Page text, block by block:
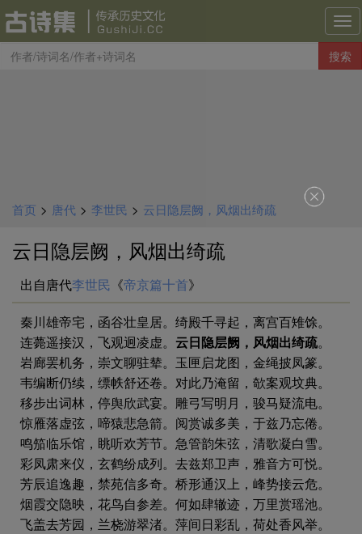
古
诗
集
搜索
首页 > 唐代 > 李世民 > 云日隐层阙，风烟出绮疏
云日隐层阙，风烟出绮疏
出自唐代李世民 《帝京篇十首》
秦川雄帝宅，函谷壮皇居。绮殿千寻起，离宫百雉馀。
连薨遥接汉，飞观迥凌虚。 云日隐层阙，风烟出绮疏。
岩廊罢机务，崇文聊驻辇。玉匣启龙图，金绳披凤篆。
韦编断仍续，缥帙舒还卷。对此乃淹留，欹案观坟典。
移步出词林，停舆欣武宴。雕弓写明月，骏马疑流电。
惊雁落虚弦，啼猿悲急箭。阅赏诚多美，于兹乃忘倦。
鸣笳临乐馆，眺听欢芳节。急管韵朱弦，清歌凝白雪。
彩凤肃来仪，玄鹤纷成列。去兹郑卫声，雅音方可悦。
芳辰追逸趣，禁苑信多奇。桥形通汉上，峰势接云危。
烟霞交隐映，花鸟自参差。何如肆辙迹，万里赏瑶池。
飞盖去芳园，兰桡游翠渚。萍间日彩乱，荷处香风举。